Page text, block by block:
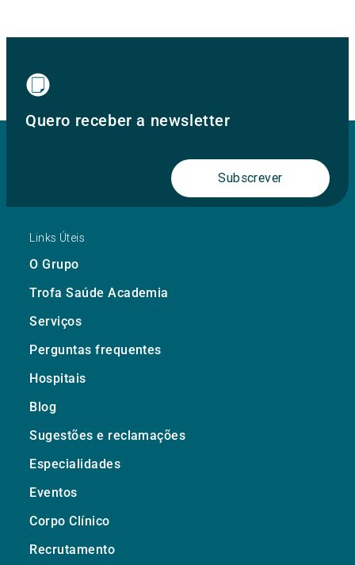
Quero receber a newsletter
Subscrever
Links Úteis
O Grupo
Trofa Saúde Academia
Serviços
Perguntas frequentes
Hospitais
Blog
Sugestões e reclamações
Especialidades
Eventos
Corpo Clínico
Recrutamento